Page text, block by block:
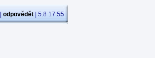
odpovědět | 5.8 17:55